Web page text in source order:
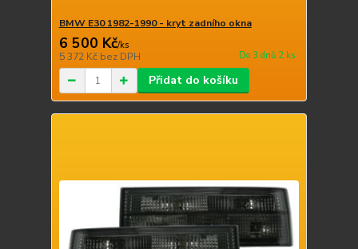
BMW E30 1982-1990 - kryt zadního okna
6 500 Kč/ks
5 372 Kč bez DPH Do 3 dnů 2 ks
Přidat do košíku